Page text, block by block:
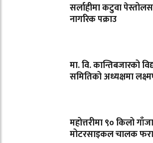
सर्लाहीमा कटुवा
नागरिक पक्राउ
मा. वि. कान्तिबजारको
समितिको अध्यक्षमा
महोत्तरीमा ९० किलो
मोटरसाइकल चालक